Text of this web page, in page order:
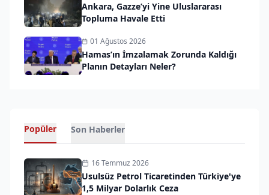
Ankara, Gazze’yi Yine Uluslararası
Topluma Havale Etti
01 Ağustos 2026
Hamas’ın İmzalamak Zorunda Kaldığı
Planın Detayları Neler?
Popüler Son Haberler
16 Temmuz 2026
Usulsüz Petrol Ticaretinden Türkiye'ye
1,5 Milyar Dolarlık Ceza